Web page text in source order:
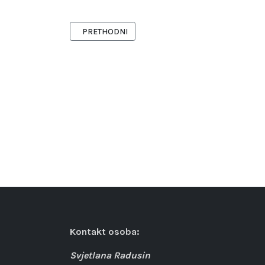
PRETHODNI ČLANAK: ZA SMANJENJE RIZIKA OD
PRETHODNI
Kontakt osoba:
Svjetlana Radusin